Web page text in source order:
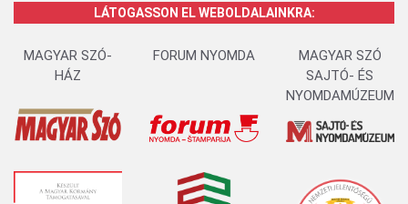
LÁTOGASSON EL WEBOLDALAINKRA:
MAGYAR SZÓ-
HÁZ
FORUM NYOMDA
MAGYAR SZÓ
SAJTÓ- ÉS
NYOMDAMÚZEUM